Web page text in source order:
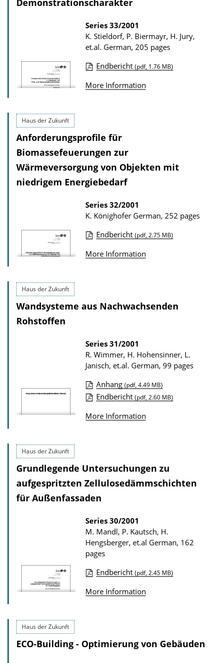
s
Demonstrationscharakter
Series 33/2001
K. Stieldorf, P. Biermayr, H. Jury,
et.al. German, 205 pages
u
i
i
o
n
D
w
a
s
Endbericht (pdf, 1.76 MB)
More Information
Haus der Zukunft
Anforderungsprofile für
Biomassefeuerungen zur
Wärmeversorgung von Objekten mit
niedrigem Energiebedarf
Series 32/2001
K. Könighofer German, 252 pages
u
i
t
i
o
n
D
o
o
a
d
Endbericht (pdf, 2.75 MB)
More Information
Haus der Zukunft
Wandsysteme aus Nachwachsenden
Rohstoffen
Series 31/2001
R. Wimmer, H. Hohensinner, L.
Janisch, et.al. German, 99 pages
P
b
c
a
t
o
n
D
w
n
d
Anhang (pdf, 4.49 MB)
Endbericht (pdf, 2.60 MB)
More Information
Haus der Zukunft
Grundlegende Untersuchungen zu
aufgespritzten Zellulosedämmschichten
für Außenfassaden
Series 30/2001
M. Mandl, P. Kautsch, H.
Hengsberger, et.al German, 162
pages
u
i
Endbericht (pdf, 2.45 MB)
More Information
Haus der Zukunft
ECO-Building - Optimierung von Gebäuden